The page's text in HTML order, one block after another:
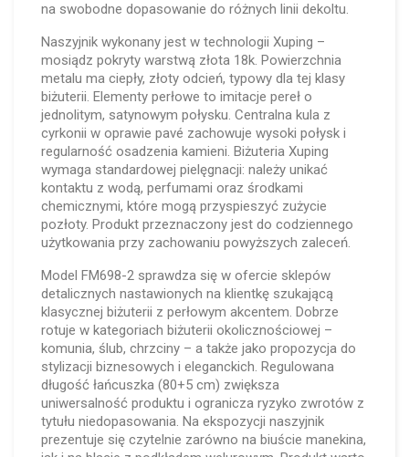
na swobodne dopasowanie do różnych linii dekoltu.
Naszyjnik wykonany jest w technologii Xuping –
mosiądz pokryty warstwą złota 18k. Powierzchnia
metalu ma ciepły, złoty odcień, typowy dla tej klasy
biżuterii. Elementy perłowe to imitacje pereł o
jednolitym, satynowym połysku. Centralna kula z
cyrkonii w oprawie pavé zachowuje wysoki połysk i
regularność osadzenia kamieni. Biżuteria Xuping
wymaga standardowej pielęgnacji: należy unikać
kontaktu z wodą, perfumami oraz środkami
chemicznymi, które mogą przyspieszyć zużycie
pozłoty. Produkt przeznaczony jest do codziennego
użytkowania przy zachowaniu powyższych zaleceń.
Model FM698-2 sprawdza się w ofercie sklepów
detalicznych nastawionych na klientkę szukającą
klasycznej biżuterii z perłowym akcentem. Dobrze
rotuje w kategoriach biżuterii okolicznościowej –
komunia, ślub, chrzciny – a także jako propozycja do
stylizacji biznesowych i eleganckich. Regulowana
długość łańcuszka (80+5 cm) zwiększa
uniwersalność produktu i ogranicza ryzyko zwrotów z
tytułu niedopasowania. Na ekspozycji naszyjnik
prezentuje się czytelnie zarówno na biuście manekina,